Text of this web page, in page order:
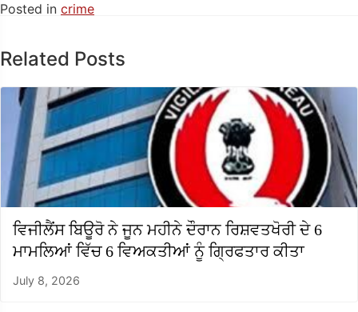
Posted in crime
Related Posts
ਵਿਜੀਲੈਂਸ ਬਿਊਰੋ ਨੇ ਜੂਨ ਮਹੀਨੇ ਦੌਰਾਨ ਰਿਸ਼ਵਤਖੋਰੀ ਦੇ 6
ਮਾਮਲਿਆਂ ਵਿੱਚ 6 ਵਿਅਕਤੀਆਂ ਨੂੰ ਗ੍ਰਿਫਤਾਰ ਕੀਤਾ
July 8, 2026